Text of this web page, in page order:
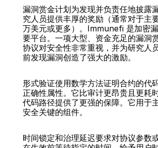
漏洞赏金计划为发现并负责任地披露
究人员提供丰厚的奖励（通常对于主
万美元或更多）。Immunefi 是加密
要平台。一项大型、资金充足的漏洞
协议对安全性非常重视，并为研究人
前发现漏洞创造了强大的激励。
形式验证使用数学方法证明合约的代
正确性属性。它比审计更昂贵且更耗
代码路径提供了更强的保障。它用于
安全关键的组件。
时间锁定和治理延迟要求对协议参数